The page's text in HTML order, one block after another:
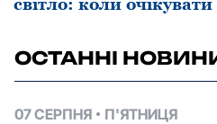
світло: коли
ОСТАННІ
07 СЕРПНЯ П'ЯТНИЦЯ